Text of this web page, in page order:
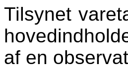
Tilsynet
af en